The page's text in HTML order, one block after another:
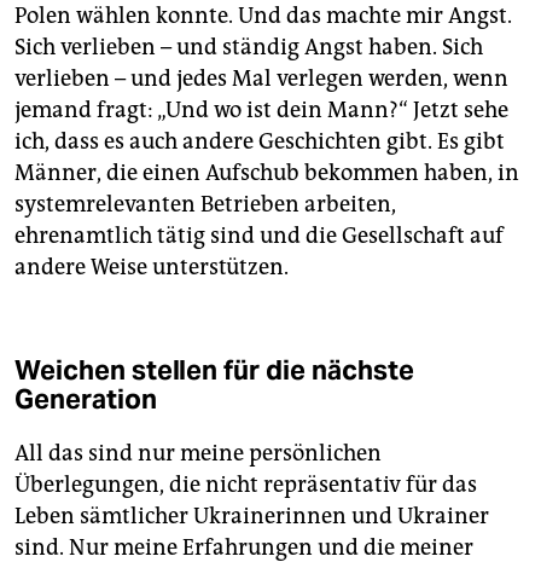
Polen wählen konnte. Und das machte mir Angst.
Sich verlieben – und ständig Angst haben. Sich
verlieben – und jedes Mal verlegen werden, wenn
jemand fragt: „Und wo ist dein Mann?“ Jetzt sehe
ich, dass es auch andere Geschichten gibt. Es gibt
Männer, die einen Aufschub bekommen haben, in
systemrelevanten Betrieben arbeiten,
ehrenamtlich tätig sind und die Gesellschaft auf
andere Weise unterstützen.
Weichen stellen für die nächste
Generation
All das sind nur meine persönlichen
Überlegungen, die nicht repräsentativ für das
Leben sämtlicher Ukrainerinnen und Ukrainer
sind. Nur meine Erfahrungen und die meiner